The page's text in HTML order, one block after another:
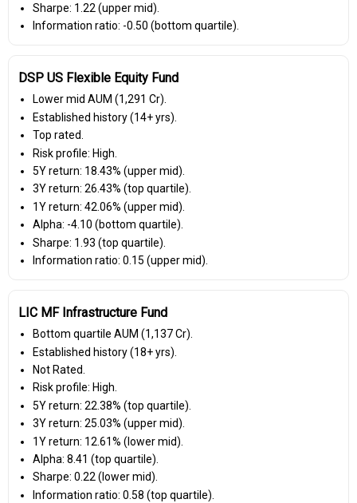
Sharpe: 1.22 (upper mid).
Information ratio: -0.50 (bottom quartile).
DSP US Flexible Equity Fund
Lower mid AUM (₹1,291 Cr).
Established history (14+ yrs).
Top rated.
Risk profile: High.
5Y return: 18.43% (upper mid).
3Y return: 26.43% (top quartile).
1Y return: 42.06% (upper mid).
Alpha: -4.10 (bottom quartile).
Sharpe: 1.93 (top quartile).
Information ratio: 0.15 (upper mid).
LIC MF Infrastructure Fund
Bottom quartile AUM (₹1,137 Cr).
Established history (18+ yrs).
Not Rated.
Risk profile: High.
5Y return: 22.38% (top quartile).
3Y return: 25.03% (upper mid).
1Y return: 12.61% (lower mid).
Alpha: 8.41 (top quartile).
Sharpe: 0.22 (lower mid).
Information ratio: 0.58 (top quartile).